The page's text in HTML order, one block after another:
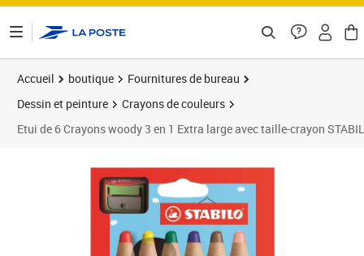
Accueil boutique
Fournitures de bureau
Dessin et peinture
Crayons de couleurs
Etui de 6 Crayons woody 3 en 1 Extra large avec taille-crayon